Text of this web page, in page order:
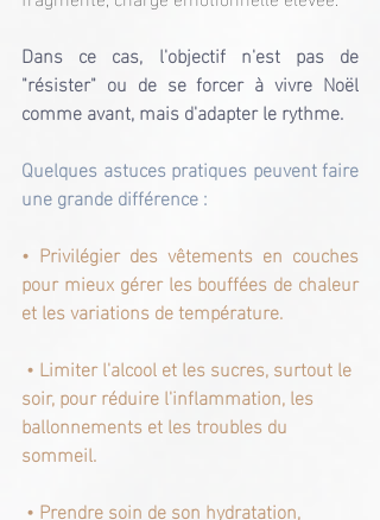
Dans ce cas, l'objectif n'est pas de
"résister" ou de se forcer à vivre Noël
comme avant, mais d'adapter le rythme.
Quelques astuces pratiques peuvent faire
une grande différence :
• Privilégier des vêtements en couches
pour mieux gérer les bouffées de chaleur
et les variations de température.
soir, pour réduire l'inflammation, les
ballonnements et les troubles du
sommeil.